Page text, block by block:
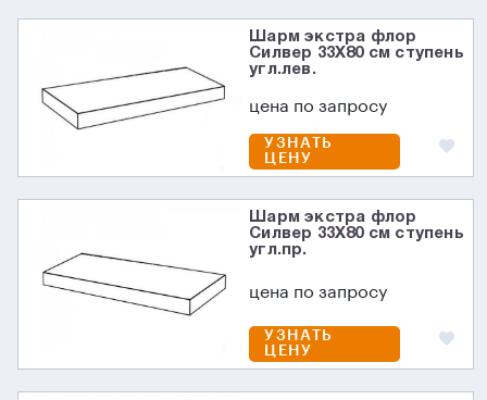
Шарм экстра флор
Силвер 33X80 см ступень
угл.лев.
цена по запросу
УЗНАТЬ
ЦЕНУ
Шарм экстра флор
Силвер 33X80 см ступень
угл.пр.
цена по запросу
УЗНАТЬ
ЦЕНУ